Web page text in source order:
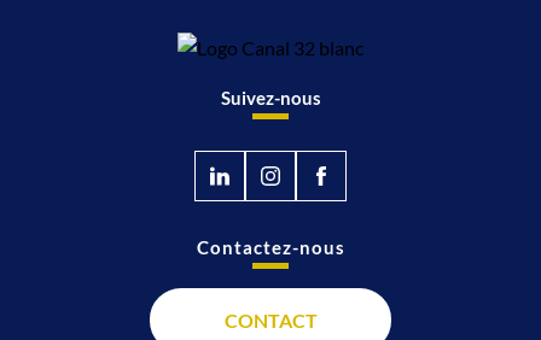
Suivez-nous
Contactez-nous
CONTACT